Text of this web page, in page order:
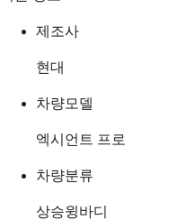
제조사
현대
차량모델
엑시언트 프로
차량분류
상승윙바디